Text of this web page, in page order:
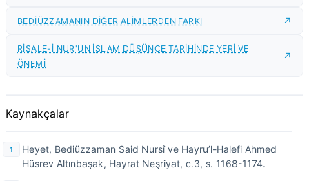
BEDİÜZZAMANIN DİĞER ALİMLERDEN FARKI
RİSALE-İ NUR'UN İSLAM DÜŞÜNCE TARİHİNDE YERİ VE
ÖNEMİ
Kaynakçalar
Heyet, Bediüzzaman Said Nursî ve Hayru’l-Halefi Ahmed
Hüsrev Altınbaşak, Hayrat Neşriyat, c.3, s. 1168-1174.